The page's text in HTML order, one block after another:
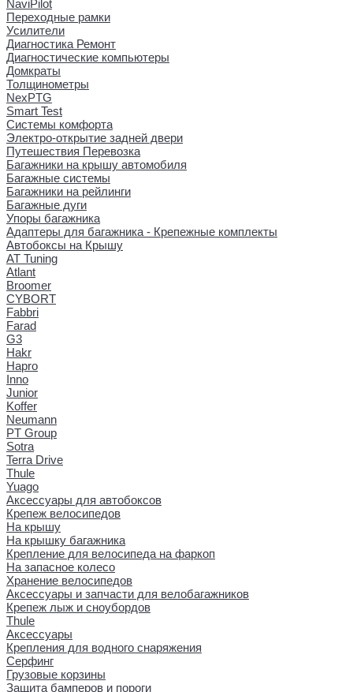
NaviPilot
Переходные рамки
Усилители
Диагностика Ремонт
Диагностические компьютеры
Домкраты
Толщинометры
NexPTG
Smart Test
Системы комфорта
Электро-открытие задней двери
Путешествия Перевозка
Багажники на крышу автомобиля
Багажные системы
Багажники на рейлинги
Багажные дуги
Упоры багажника
Адаптеры для багажника - Крепежные комплекты
Автобоксы на Крышу
AT Tuning
Atlant
Broomer
CYBORT
Fabbri
Farad
G3
Hakr
Hapro
Inno
Junior
Koffer
Neumann
PT Group
Sotra
Terra Drive
Thule
Yuago
Аксессуары для автобоксов
Крепеж велосипедов
На крышу
На крышку багажника
Крепление для велосипеда на фаркоп
На запасное колесо
Хранение велосипедов
Аксессуары и запчасти для велобагажников
Крепеж лыж и сноубордов
Thule
Аксессуары
Крепления для водного снаряжения
Серфинг
Грузовые корзины
Защита бамперов и пороги